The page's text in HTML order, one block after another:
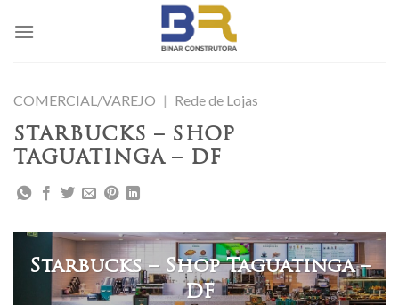
COMERCIAL/VAREJO | Rede de Lojas
STARBUCKS – SHOP
TAGUATINGA – DF
Starbucks – Shop Taguatinga –
DF